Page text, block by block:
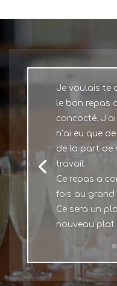
Je voulais te
le bon repas
concocté.
n’ai eu que
de la part de
travail.
Ce repas a
fois au grand
Ce sera un
nouveau plat